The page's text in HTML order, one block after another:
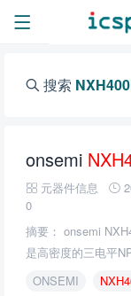
搜索
onsemi
元器件信息
0
摘要： onsemi
是高密度的三电平
ONSEMI